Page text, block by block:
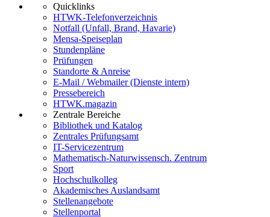
Quicklinks
HTWK-Telefonverzeichnis
Notfall (Unfall, Brand, Havarie)
Mensa-Speiseplan
Stundenpläne
Prüfungen
Standorte & Anreise
E-Mail / Webmailer (Dienste intern)
Pressebereich
HTWK.magazin
Zentrale Bereiche
Bibliothek und Katalog
Zentrales Prüfungsamt
IT-Servicezentrum
Mathematisch-Naturwissensch. Zentrum
Sport
Hochschulkolleg
Akademisches Auslandsamt
Stellenangebote
Stellenportal